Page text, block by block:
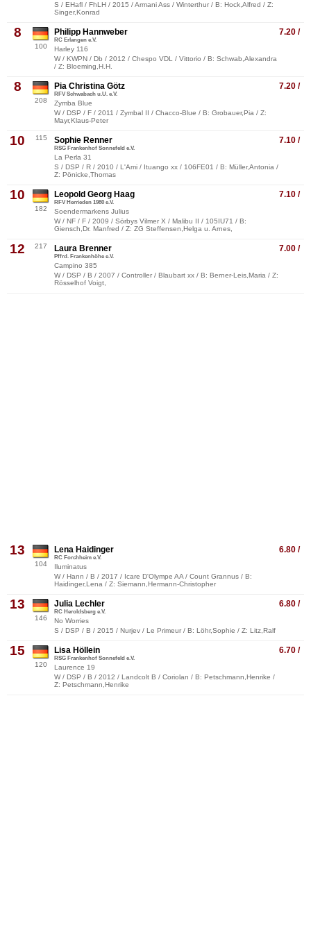
S / EHafl / FhLH / 2015 / Armani Ass / Winterthur / B: Hock,Alfred / Z:
Singer,Konrad
8
100
7.20 /
Philipp Hannweber
RC Erlangen e.V.
Harley 116
W / KWPN / Db / 2012 / Chespo VDL / Vittorio / B: Schwab,Alexandra
/ Z: Bloeming,H.H.
8
208
7.20 /
Pia Christina Götz
RFV Schwabach u.U. e.V.
Zymba Blue
W / DSP / F / 2011 / Zymbal II / Chacco-Blue / B: Grobauer,Pia / Z:
Mayr,Klaus-Peter
10 115 7.10 /
Sophie Renner
RSG Frankenhof Sonnefeld e.V.
La Perla 31
S / DSP / R / 2010 / L'Ami / Ituango xx / 106FE01 / B: Müller,Antonia /
Z: Pönicke,Thomas
10
182
7.10 /
Leopold Georg Haag
RFV Herrieden 1980 e.V.
Soendermarkens Julius
W / NF / F / 2009 / Sörbys Vilmer X / Malibu II / 105IU71 / B:
Giensch,Dr. Manfred / Z: ZG Steffensen,Helga u. Arnes,
12 217 7.00 /
Laura Brenner
Pffrd. Frankenhöhe e.V.
Campino 385
W / DSP / B / 2007 / Controller / Blaubart xx / B: Berner-Leis,Maria / Z:
Rösselhof Voigt,
13
104
6.80 /
Lena Haidinger
RC Forchheim e.V.
Iluminatus
W / Hann / B / 2017 / Icare D'Olympe AA / Count Grannus / B:
Haidinger,Lena / Z: Siemann,Hermann-Christopher
13
146
6.80 /
Julia Lechler
RC Heroldsberg e.V.
No Worries
S / DSP / B / 2015 / Nurjev / Le Primeur / B: Löhr,Sophie / Z: Litz,Ralf
15
120
6.70 /
Lisa Höllein
RSG Frankenhof Sonnefeld e.V.
Laurence 19
W / DSP / B / 2012 / Landcolt B / Coriolan / B: Petschmann,Henrike /
Z: Petschmann,Henrike